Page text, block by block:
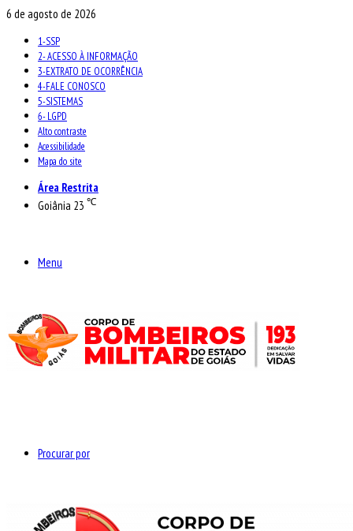
6 de agosto de 2026
1-SSP
2- ACESSO À INFORMAÇÃO
3-EXTRATO DE OCORRÊNCIA
4-FALE CONOSCO
5-SISTEMAS
6- LGPD
Alto contraste
Acessibilidade
Mapa do site
Área Restrita
Goiânia 23 ℃
Menu
Procurar por